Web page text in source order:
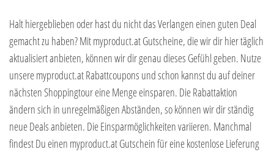
Halt hiergeblieben oder hast du nicht das Verlangen einen guten Deal
gemacht zu haben? Mit myproduct.at Gutscheine, die wir dir hier täglich
aktualisiert anbieten, können wir dir genau dieses Gefühl geben. Nutze
unsere myproduct.at Rabattcoupons und schon kannst du auf deiner
nächsten Shoppingtour eine Menge einsparen. Die Rabattaktion
ändern sich in unregelmäßigen Abständen, so können wir dir ständig
neue Deals anbieten. Die Einsparmöglichkeiten variieren. Manchmal
findest Du einen myproduct.at Gutschein für eine kostenlose Lieferung